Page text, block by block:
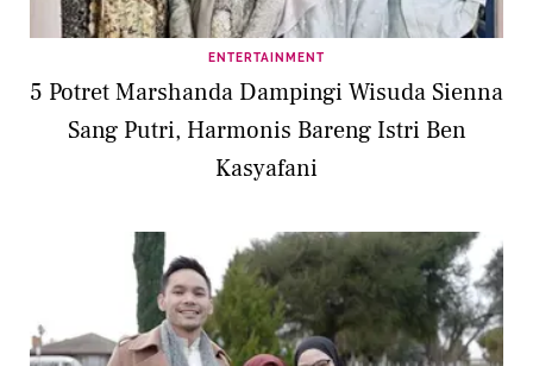
ENTERTAINMENT
5 Potret Marshanda Dampingi Wisuda Sienna
Sang Putri, Harmonis Bareng Istri Ben
Kasyafani